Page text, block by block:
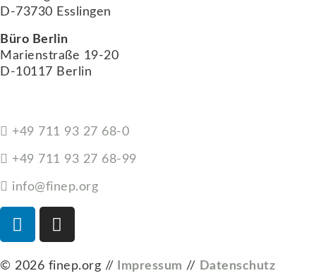
D-73730 Esslingen
Büro Berlin
Marienstraße 19-20
D-10117 Berlin
+49 711 93 27 68-0
+49 711 93 27 68-99
info@finep.org
© 2026 finep.org // Impressum // Datenschutz